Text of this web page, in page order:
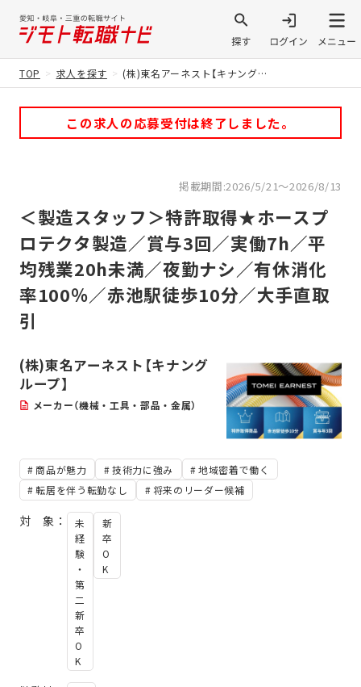
TOP 求人を探す (株)東名アーネスト【キナングループ】
この求人の応募受付は終了しました。
掲載期間:2026/5/21～2026/8/13
＜製造スタッフ＞特許取得★ホースプ
ロテクタ製造／賞与3回／実働7h／平
均残業20h未満／夜勤ナシ／有休消化
率100％／赤池駅徒歩10分／大手直取
引
(株)東名アーネスト【キナング
ループ】
メーカー（機械・工具・部品・金属）
商品が魅力 技術力に強み
地域密着で働く
転居を伴う転勤なし
将来のリーダー候補
対 象：
未
経
験
・
第
二
新
卒
O
K
新
卒
O
K